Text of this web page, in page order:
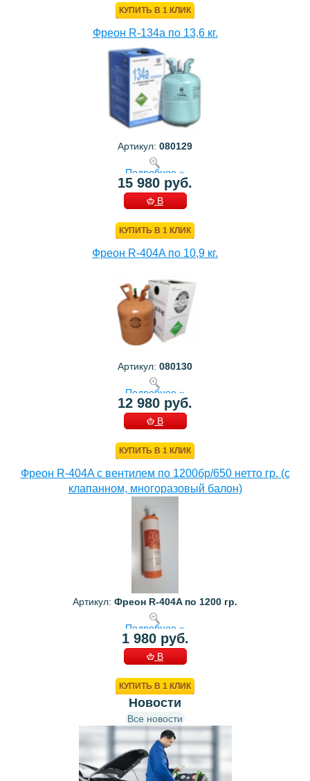
КУПИТЬ В 1 КЛИК
Фреон R-134a по 13,6 кг.
Артикул: 080129
Подробнее »
15 980 руб.
В
КУПИТЬ В 1 КЛИК
Фреон R-404A по 10,9 кг.
Артикул: 080130
Подробнее »
12 980 руб.
В
КУПИТЬ В 1 КЛИК
Фреон R-404A с вентилем по 1200бр/650 нетто гр. (с
клапанном, многоразовый балон)
Артикул: Фреон R-404A по 1200 гр.
Подробнее »
1 980 руб.
В
КУПИТЬ В 1 КЛИК
Новости
Все новости